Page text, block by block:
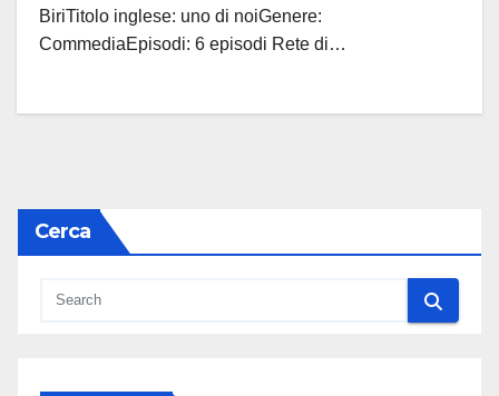
BiriTitolo inglese: uno di noiGenere:
CommediaEpisodi: 6 episodi Rete di…
Cerca